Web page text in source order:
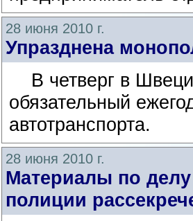
28 июня 2010 г.
Упразднена
В четверг в
обязательный
автотранспорта.
28 июня 2010 г.
Материалы по
полиции